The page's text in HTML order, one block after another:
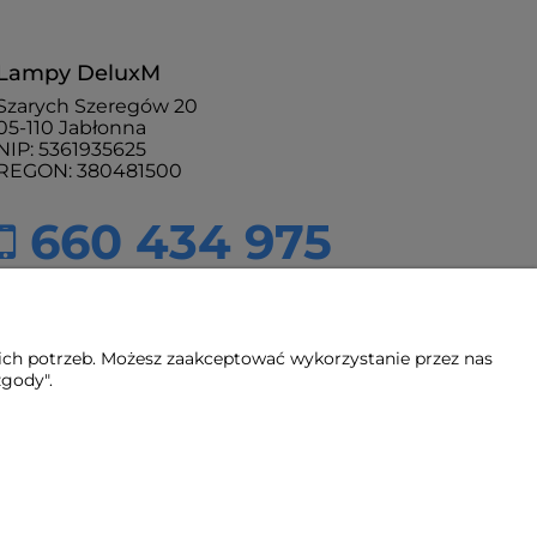
DeluxM
Szeregów 20
110 Jabłonna
5361935625
380481500
660 434 975
potrzeb. Możesz zaakceptować wykorzystanie przez nas